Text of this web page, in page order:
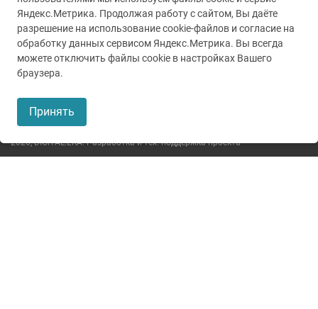
2026,DIGITAL.ERA. Разработка и тех. поддержка проекта
Яндекс.Метрика. Продолжая работу с сайтом, Вы даёте
разрешение на использование cookie-файлов и согласие на
обработку данных сервисом Яндекс.Метрика. Вы всегда
можете отключить файлы cookie в настройках Вашего
браузера.
Принять